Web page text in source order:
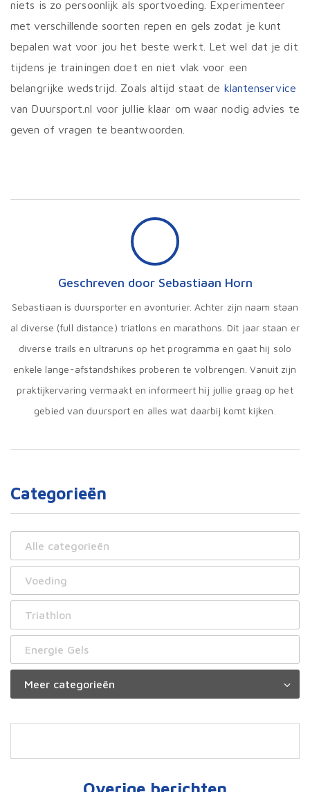
Categorieën
Alle categorieën
Voeding
Triathlon
Energie Gels
niets is zo persoonlijk als sportvoeding. Experimenteer
met verschillende soorten repen en gels zodat je kunt
bepalen wat voor jou het beste werkt. Let wel dat je dit
tijdens je trainingen doet en niet vlak voor een
belangrijke wedstrijd. Zoals altijd staat de klantenservice
van Duursport.nl voor jullie klaar om waar nodig advies te
geven of vragen te beantwoorden.
Geschreven door Sebastiaan Horn
Sebastiaan is duursporter en avonturier. Achter zijn naam staan
al diverse (full distance) triatlons en marathons. Dit jaar staan er
diverse trails en ultraruns op het programma en gaat hij solo
enkele lange-afstandshikes proberen te volbrengen. Vanuit zijn
praktijkervaring vermaakt en informeert hij jullie graag op het
gebied van duursport en alles wat daarbij komt kijken.